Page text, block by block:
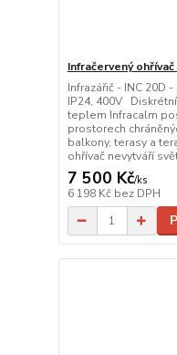
Infračervený ohřívač
Infrazářič - INC 20D
IP24, 400V
teplem Infracalm
prostorech
balkony, terasy a
ohřívač nevytváří
7 500 Kč/ks
6 198 Kč bez DPH